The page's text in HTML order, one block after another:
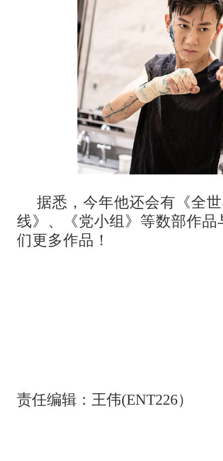
据悉，今年他还会有《全
线》、《党小组》等数部作
们更多作品！
责任编辑：王伟(ENT226）